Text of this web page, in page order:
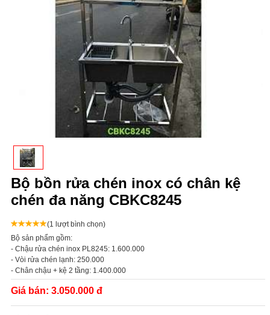
Bộ bồn rửa chén inox có chân kệ
chén đa năng CBKC8245
(1 lượt bình chọn)
Bộ sản phẩm gồm:
- Chậu rửa chén inox PL8245: 1.600.000
- Vòi rửa chén lạnh: 250.000
- Chân chậu + kệ 2 tầng: 1.400.000
Giá bán: 3.050.000 đ